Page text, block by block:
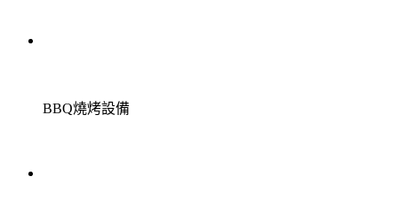
BBQ燒烤設備